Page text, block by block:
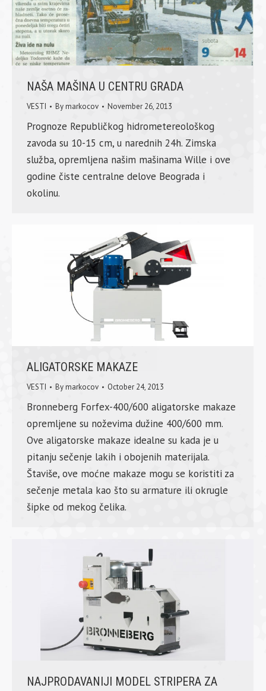
NAŠA MAŠINA U CENTRU GRADA
VESTI By markocov November 26, 2013
Prognoze Republičkog hidrometereološkog
zavoda su 10-15 cm, u narednih 24h. Zimska
služba, opremljena našim mašinama Wille i ove
godine čiste centralne delove Beograda i
okolinu.
ALIGATORSKE MAKAZE
VESTI Bymarkocov October 24, 2013
Bronneberg Forfex-400/600 aligatorske makaze
opremljene su noževima dužine 400/600 mm.
Ove aligatorske makaze idealne su kada je u
pitanju sečenje lakih i obojenih materijala.
Štaviše, ove moćne makaze mogu se koristiti za
sečenje metala kao što su armature ili okrugle
šipke od mekog čelika.
NAJPRODAVANIJI MODEL STRIPERA ZA